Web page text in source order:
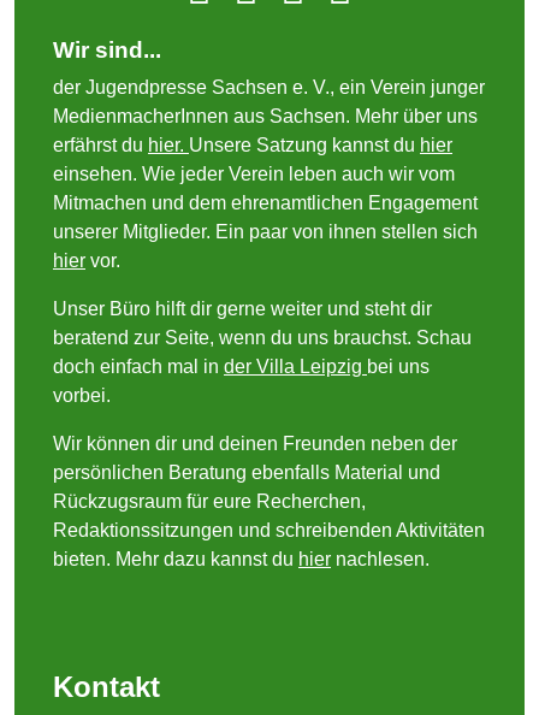
Wir sind...
der Jugendpresse Sachsen e. V., ein Verein junger
MedienmacherInnen aus Sachsen. Mehr über uns
erfährst du hier. Unsere Satzung kannst du hier
einsehen. Wie jeder Verein leben auch wir vom
Mitmachen und dem ehrenamtlichen Engagement
unserer Mitglieder. Ein paar von ihnen stellen sich
hier vor.
Unser Büro hilft dir gerne weiter und steht dir
beratend zur Seite, wenn du uns brauchst. Schau
doch einfach mal in der Villa Leipzig bei uns
vorbei.
Wir können dir und deinen Freunden neben der
persönlichen Beratung ebenfalls Material und
Rückzugsraum für eure Recherchen,
Redaktionssitzungen und schreibenden Aktivitäten
bieten. Mehr dazu kannst du hier nachlesen.
Kontakt